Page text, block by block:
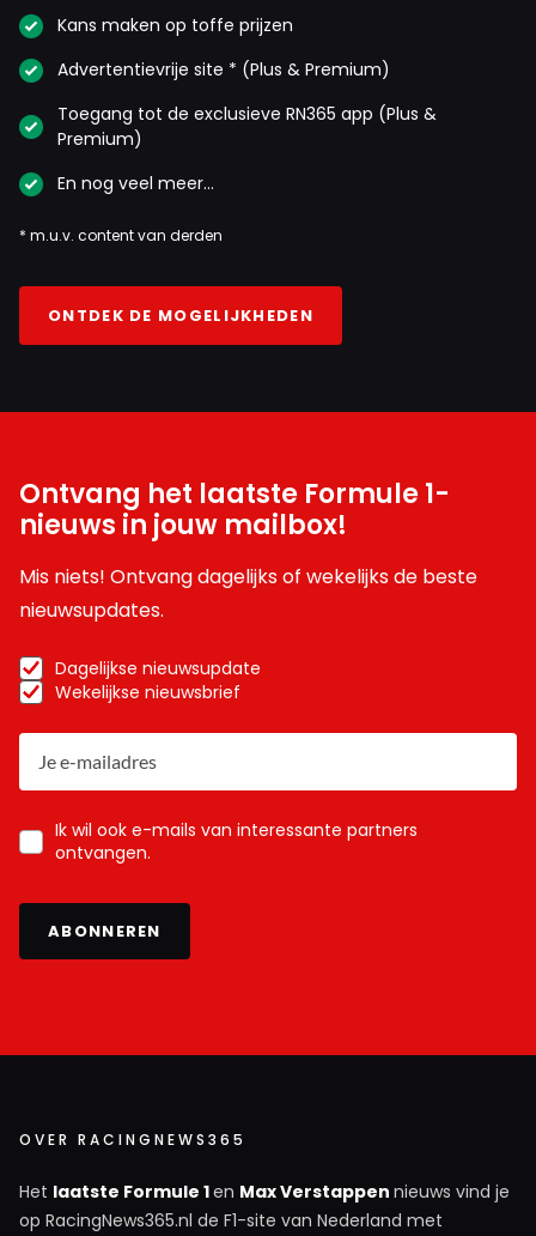
Kans maken op toffe prijzen
Advertentievrije site * (Plus & Premium)
Toegang tot de exclusieve RN365 app (Plus &
Premium)
En nog veel meer…
* m.u.v. content van derden
ONTDEK DE MOGELIJKHEDEN
Ontvang het laatste Formule 1-
nieuws in jouw mailbox!
Mis niets! Ontvang dagelijks of wekelijks de beste
nieuwsupdates.
Dagelijkse nieuwsupdate
Wekelijkse nieuwsbrief
Ik wil ook e-mails van interessante partners
ontvangen.
ABONNEREN
OVER RACINGNEWS365
Het laatste Formule 1en Max Verstappen nieuws vind je
op RacingNews365.nl de F1-site van Nederland met